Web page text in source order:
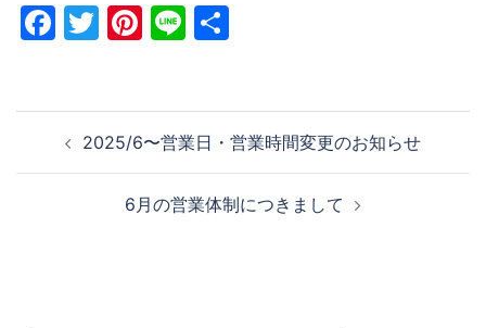
Facebook
Twitter
Pinterest
Line
2025/6〜営業日・営業時間変更のお知らせ
6月の営業体制につきまして